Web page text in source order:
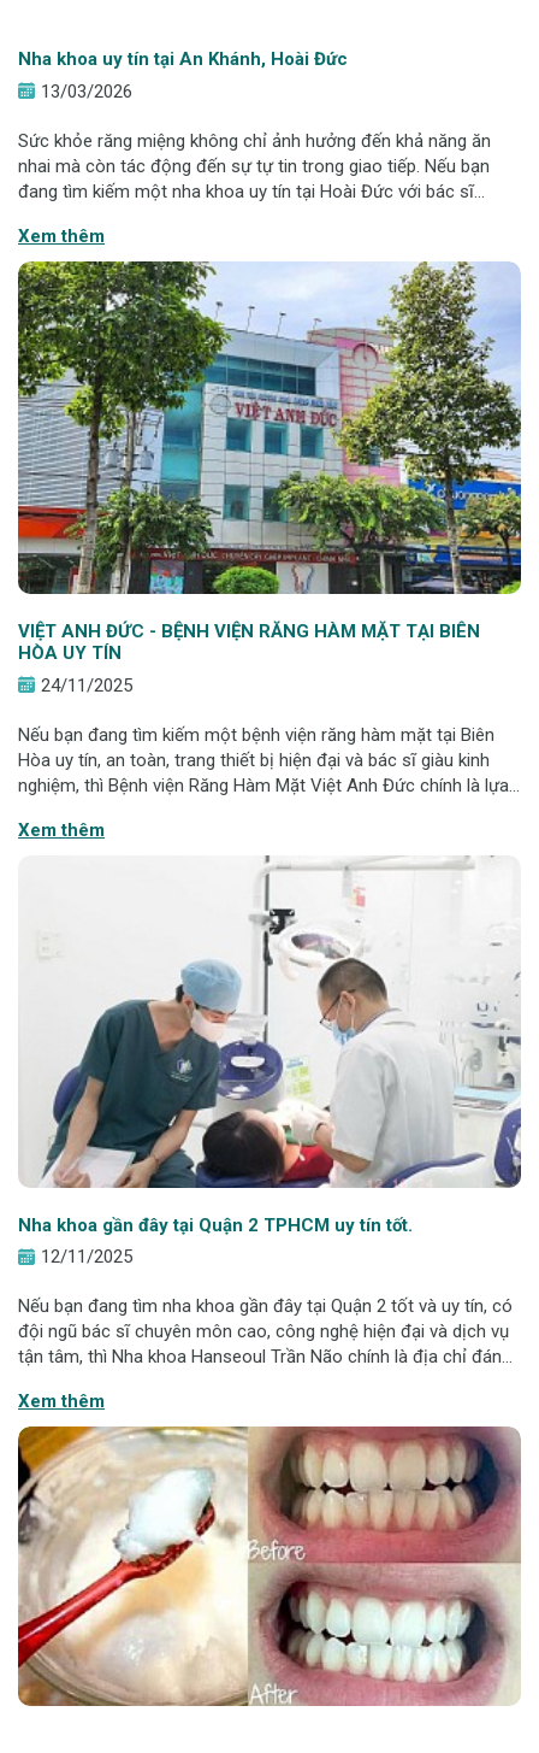
Nha khoa uy tín tại An Khánh, Hoài Đức
13/03/2026
Sức khỏe răng miệng không chỉ ảnh hưởng đến khả năng ăn
nhai mà còn tác động đến sự tự tin trong giao tiếp. Nếu bạn
đang tìm kiếm một nha khoa uy tín tại Hoài Đức với bác sĩ
tìm hiểu kỹ trước khi lự
Xem thêm
VIỆT ANH ĐỨC - BỆNH VIỆN RĂNG HÀM MẶT TẠI BIÊN
HÒA UY TÍN
24/11/2025
Nếu bạn đang tìm kiếm một bệnh viện răng hàm mặt tại Biên
Hòa uy tín, an toàn, trang thiết bị hiện đại và bác sĩ giàu kinh
nghiệm, thì Bệnh viện Răng Hàm Mặt Việt Anh Đức chính là lựa
hữu đầy đủ chuy
Xem thêm
Nha khoa gần đây tại Quận 2 TPHCM uy tín tốt.
12/11/2025
Nếu bạn đang tìm nha khoa gần đây tại Quận 2 tốt và uy tín, có
đội ngũ bác sĩ chuyên môn cao, công nghệ hiện đại và dịch vụ
tận tâm, thì Nha khoa Hanseoul Trần Não chính là địa chỉ đáng
2, Hanseoul k
Xem thêm